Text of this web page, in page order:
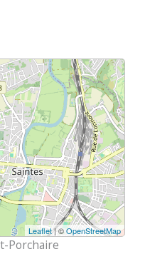
Leaflet| ©OpenStreetMap
Porchaire